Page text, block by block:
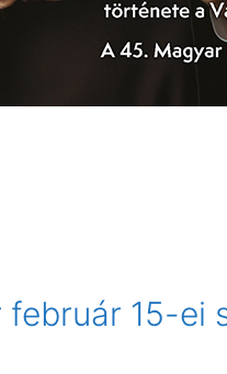
február 15-ei